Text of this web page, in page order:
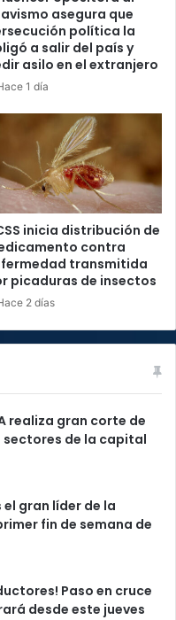
asegura que
política la
a salir del país y
asilo en el extranjero
1 día
inicia distribución de
contra
transmitida
picaduras de insectos
2 días
realiza gran corte de
sectores de la capital
el gran líder de la
fin de semana de
Paso en cruce
desde este jueves